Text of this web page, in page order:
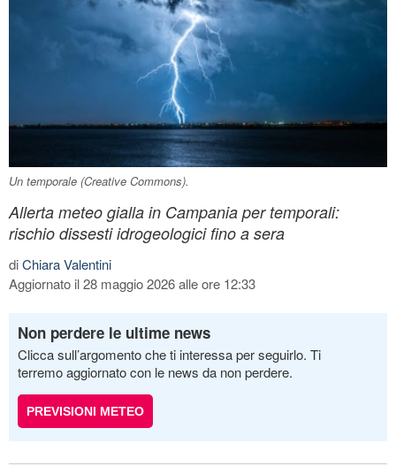
Un temporale (Creative Commons).
Allerta meteo gialla in Campania per temporali:
rischio dissesti idrogeologici fino a sera
diChiara Valentini
Aggiornato il 28 maggio 2026 alle ore 12:33
Non perdere le ultime news
Clicca sull’argomento che ti interessa per seguirlo. Ti
terremo aggiornato con le news da non perdere.
PREVISIONI METEO